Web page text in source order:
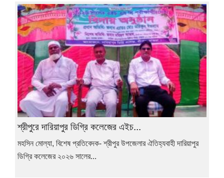
শ্রীপুরে দারিয়াপুর ডিগ্রি কলেজের এইচ...
মহসিন মোল্যা, বিশেষ প্রতিবেদক- শ্রীপুর উপজেলার ঐতিহ্যবাহী দারিয়াপুর
ডিগ্রি কলেজের ২০২৬ সালের...